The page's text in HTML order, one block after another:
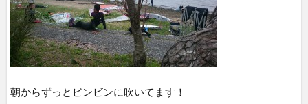
朝からずっとビンビンに吹いてます！